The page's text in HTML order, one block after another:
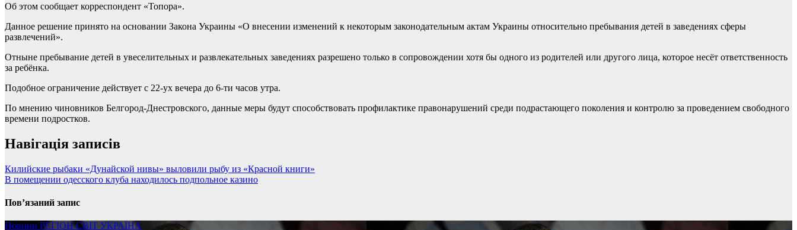
Об этом сообщает корреспондент «Топора».
Данное решение принято на основании Закона Украины «О внесении изменений к некоторым законодательным актам Украины относительно пребывания детей в заведениях сферы
развлечений».
Отныне пребывание детей в увеселительных и развлекательных заведениях разрешено только в сопровождении хотя бы одного из родителей или другого лица, которое несёт ответственность
за ребёнка.
Подобное ограничение действует с 22-ух вечера до 6-ти часов утра.
По мнению чиновников Белгород-Днестровского, данные меры будут способствовать профилактике правонарушений среди подрастающего поколения и контролю за проведением свободного
времени подростков.
Навігація записів
Килийские рыбаки «Дунайской нивы» выловили рыбу из «Красной книги»
В помещении одесского клуба находилось подпольное казино
Пов’язаний запис
Новини РЕГІОНСВІТ УКРАЇНА